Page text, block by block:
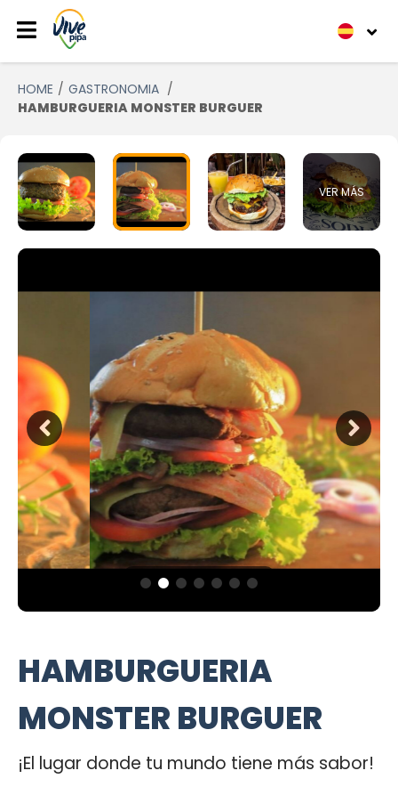
HOME
GASTRONOMIA
HAMBURGUERIA MONSTER BURGUER
VER MÁS
HAMBURGUERIA
MONSTER BURGUER
¡El lugar donde tu mundo tiene más sabor!